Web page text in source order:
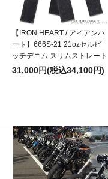
【IRON HEART / アイアンハ
ート】666S-21 21ozセルビ
ッチデニム スリムストレート
31,000円(税込34,100円)